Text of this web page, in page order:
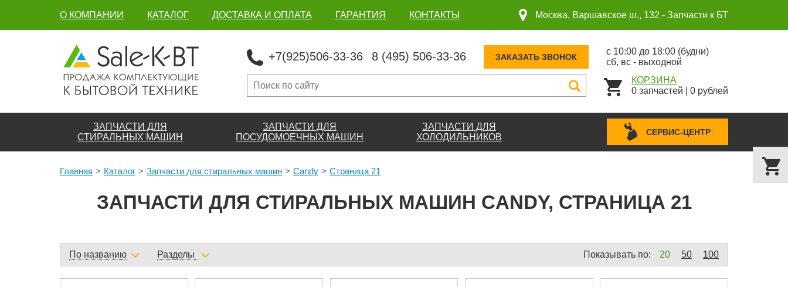
О КОМПАНИИ КАТАЛОГ ДОСТАВКА И ОПЛАТА ГАРАНТИЯ КОНТАКТЫ Москва, Варшавское ш., 132 - Запчасти к БТ
+7(925)506-33-36 8 (495) 506-33-36 ЗАКАЗАТЬ ЗВОНОК
с 10:00 до 18:00 (будни)
сб, вс - выходной
КОРЗИНА
0 запчастей 0 рублей
ЗАПЧАСТИ ДЛЯ
СТИРАЛЬНЫХ МАШИН
ЗАПЧАСТИ ДЛЯ
ПОСУДОМОЕЧНЫХ МАШИН
ЗАПЧАСТИ ДЛЯ
ХОЛОДИЛЬНИКОВ
СЕРВИС-ЦЕНТР
Главная Каталог Запчасти для стиральных машин Candy Страница 21
ЗАПЧАСТИ ДЛЯ СТИРАЛЬНЫХ МАШИН CANDY, СТРАНИЦА 21
По названию Разделы Показывать по: 20 50 100